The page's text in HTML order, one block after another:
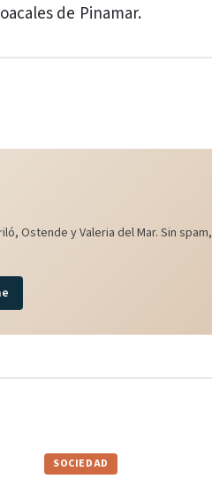
de Pinamar.
Ostende y Valeria del Mar. Sin spam,
SOCIEDAD